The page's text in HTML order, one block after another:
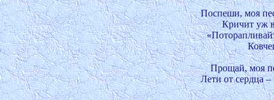
Поспеши, моя
Кричит уж
Прощай, моя
Лети от сердца